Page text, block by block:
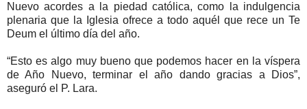
Nuevo acordes a la piedad católica, como la indulgencia
plenaria que la Iglesia ofrece a todo aquél que rece un Te
Deum el último día del año.
“Esto es algo muy bueno que podemos hacer en la víspera
de Año Nuevo, terminar el año dando gracias a Dios”,
aseguró el P. Lara.